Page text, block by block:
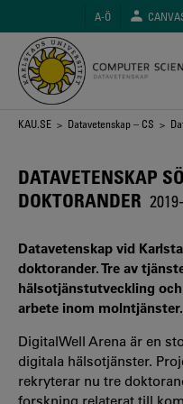
huvudinnehåll
A-Ö
Länkstig
KAU.SE > Datavetenskap – CS >
DATAVETENSKAP
DOKTORANDER
Datavetenskap vid
doktorander. Tre av
hälsotjänstutveckling
arbete inom molntjänster.
DigitalWell Arena är en
digitala hälsotjänster.
rekryterar nu tre
forskning relaterat till